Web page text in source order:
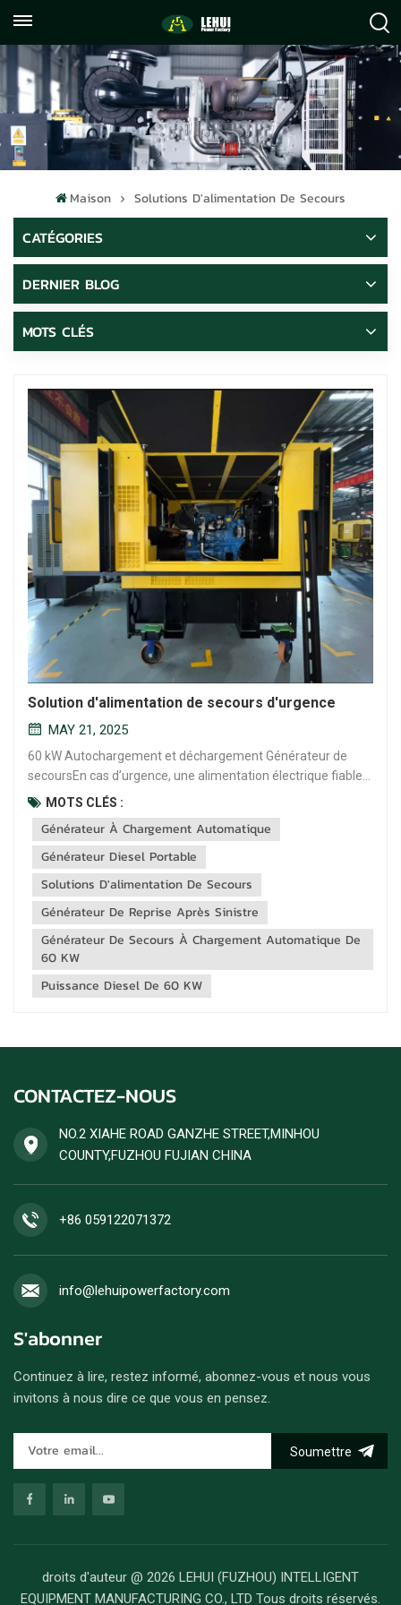
059122071372
info@lehuipowerfactory.com
Maison Solutions D'alimentation De Secours
CATÉGORIES
DERNIER BLOG
MOTS CLÉS
Solution d'alimentation de secours d'urgence
MAY 21, 2025
60 kW Autochargement et déchargement Générateur de
secoursEn cas d’urgence, une alimentation électrique fiable
n’est pas négociable. Le Générateur de secours à
chargement et déchargement automatique de 60 kW offre
une polyvalence et une efficacité inégalées pour les
scénarios critiques. Conçu pour...
MOTS CLÉS :
Générateur À Chargement Automatique
Générateur Diesel Portable
Solutions D'alimentation De Secours
Générateur De Reprise Après Sinistre
Générateur De Secours À Chargement Automatique De
60 KW
Puissance Diesel De 60 KW
CONTACTEZ-NOUS
NO.2 XIAHE ROAD GANZHE STREET,MINHOU
COUNTY,FUZHOU FUJIAN CHINA
+86 059122071372
info@lehuipowerfactory.com
S'abonner
Continuez à lire, restez informé, abonnez-vous et nous vous
invitons à nous dire ce que vous en pensez.
Soumettre
droits d'auteur @ 2026 LEHUI (FUZHOU) INTELLIGENT
EQUIPMENT MANUFACTURING CO., LTD Tous droits réservés.